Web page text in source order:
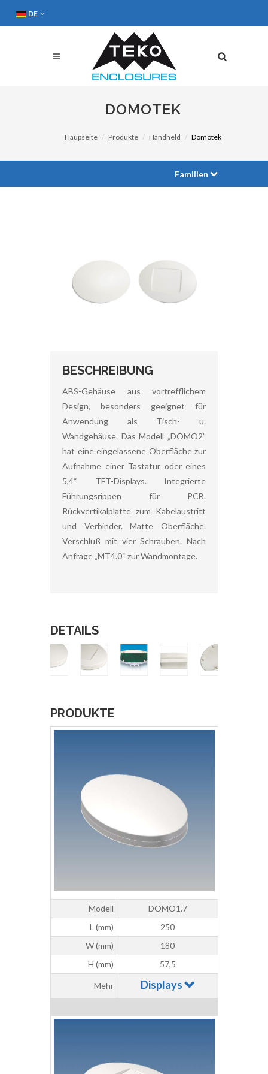
DE
DOMOTEK
Haupseite Produkte Handheld Domotek
Familien
BESCHREIBUNG
ABS-Gehäuse aus vortrefflichem
Design, besonders geeignet für
Anwendung als Tisch- u.
Wandgehäuse. Das Modell „DOMO2”
hat eine eingelassene Oberfläche zur
Aufnahme einer Tastatur oder eines
5,4“ TFT-Displays. Integrierte
Führungsrippen für PCB.
Rückvertikalplatte zum Kabelaustritt
und Verbinder. Matte Oberfläche.
Verschluß mit vier Schrauben. Nach
Anfrage „MT4.0“ zur Wandmontage.
DETAILS
PRODUKTE
Modell
DOMO1.7
L (mm)
250
W (mm)
180
H (mm)
57,5
Mehr Displays